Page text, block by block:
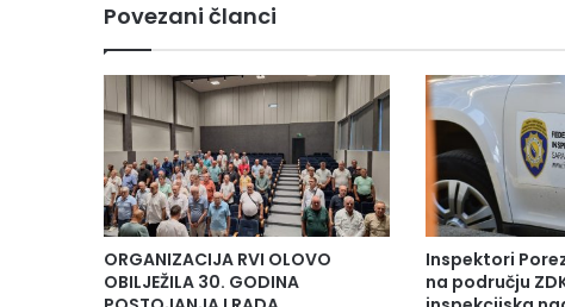
Povezani članci
ORGANIZACIJA RVI OLOVO
OBILJEŽILA 30. GODINA
Inspektori
na području